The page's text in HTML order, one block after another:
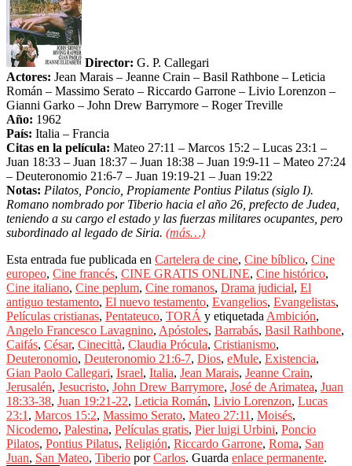
Director: G. P. Callegari
Actores: Jean Marais – Jeanne Crain – Basil Rathbone – Leticia
Román – Massimo Serato – Riccardo Garrone – Livio Lorenzon –
Gianni Garko – John Drew Barrymore – Roger Treville
Año: 1962
País: Italia – Francia
Citas en la película: Mateo 27:11 – Marcos 15:2 – Lucas 23:1 –
Juan 18:33 – Juan 18:37 – Juan 18:38 – Juan 19:9-11 – Mateo 27:24
– Deuteronomio 21:6-7 – Juan 19:19-21 – Juan 19:22
Notas: Pilatos, Poncio, Propiamente Pontius Pilatus (siglo I).
Romano nombrado por Tiberio hacia el año 26, prefecto de Judea,
teniendo a su cargo el estado y las fuerzas militares ocupantes, pero
subordinado al legado de Siria. (más…)
Esta entrada fue publicada en Cartelera de cine, Cine bíblico, Cine
europeo, Cine francés, CINE GRATIS ONLINE, Cine histórico,
Cine italiano, Cine peplum, Cine romanos, Drama judicial, El
antiguo testamento, El nuevo testamento, Evangelios, Evangelistas,
Películas cristianas, Pentateuco, TORÁ y etiquetadaAmbición,
Angelo Francesco Lavagnino, Apóstoles, Barrabás, Basil Rathbone,
Caifás, César, Cinecittà, Claudia Prócula, Cristianismo,
Deuteronomio, Deuteronomio 21:6-7, Dios, eMule, Existencia,
Gian Paolo Callegari, Israel, Italia, Jean Marais, Jeanne Crain,
Jerusalén, Jesucristo, John Drew Barrymore, José de Arimatea, Juan
18:33-38, Juan 19:21-22, Leticia Román, Livio Lorenzon, Lucas
23:1, Marcos 15:2, Massimo Serato, Mateo 27:11, Moisés,
Nicodemo, Palestina, Películas gratis, Pier luigi Urbini, Poncio
Pilatos, Pontius Pilatus, Religión, Riccardo Garrone, Roma, San
Juan, San Mateo, Tiberio porCarlos. Guarda enlace permanente.